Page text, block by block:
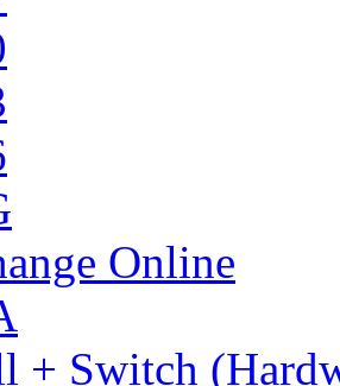
Online
+ Switch